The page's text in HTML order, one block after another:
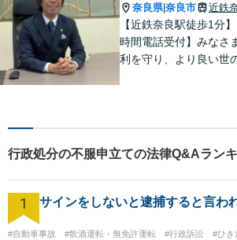
奈良県|奈良市 近鉄
【近鉄奈良駅徒歩1分
時間電話受付】みなさ
利を守り、より良い世
ています。法律トラブ
悩みごとがありました
気軽にご相談ください
行政処分の不服申立ての法律Q&Aラン
1 サインをしないと逮捕すると言わ
#自動車事故 #飲酒運転・無免許運転 #行政訴訟
#ひき